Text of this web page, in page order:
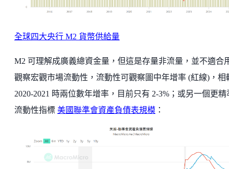
全球四大央行 M2 貨幣供給量
M2 可理解成廣義總資金量，但這是存量非流量，並不適合
觀察宏觀市場流動性，流動性可觀察圖中年增率 (紅線)，相
2020-2021 時兩位數年增率，目前只有 2-3%；或另一個更精
流動性指標 美國聯準會資產負債表規模 ：